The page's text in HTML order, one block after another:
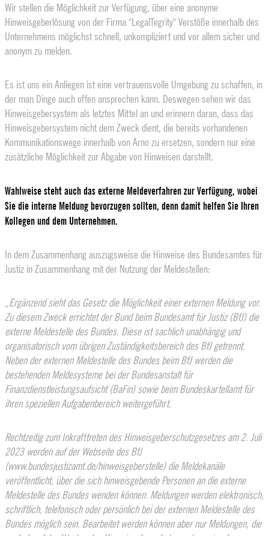
Wir stellen die Möglichkeit zur Verfügung, über eine anonyme
Hinweisgeberlösung von der Firma "LegalTegrity" Verstöße innerhalb des
Unternehmens möglichst schnell, unkompliziert und vor allem sicher und
anonym zu melden.
Es ist uns ein Anliegen ist eine vertrauensvolle Umgebung zu schaffen, in
der man Dinge auch offen ansprechen kann. Deswegen sehen wir das
Hinweisgebersystem als letztes Mittel an und erinnern daran, dass das
Hinweisgebersystem nicht dem Zweck dient, die bereits vorhandenen
Kommunikationswege innerhalb von Arno zu ersetzen, sondern nur eine
zusätzliche Möglichkeit zur Abgabe von Hinweisen darstellt.
Wahlweise steht auch das externe Meldeverfahren zur Verfügung, wobei
Sie die interne Meldung bevorzugen sollten, denn damit helfen Sie Ihren
Kollegen und dem Unternehmen.
In dem Zusammenhang auszugsweise die Hinweise des Bundesamtes für
Justiz in Zusammenhang mit der Nutzung der Meldestellen:
„Ergänzend sieht das Gesetz die Möglichkeit einer externen Meldung vor.
Zu diesem Zweck errichtet der Bund beim Bundesamt für Justiz (BfJ) die
externe Meldestelle des Bundes. Diese ist sachlich unabhängig und
organisatorisch vom übrigen Zuständigkeitsbereich des BfJ getrennt.
Neben der externen Meldestelle des Bundes beim BfJ werden die
bestehenden Meldesysteme bei der Bundesanstalt für
Finanzdienstleistungsaufsicht (BaFin) sowie beim Bundeskartellamt für
ihren speziellen Aufgabenbereich weitergeführt.
Rechtzeitig zum Inkrafttreten des Hinweisgeberschutzgesetzes am 2. Juli
2023 werden auf der Webseite des BfJ
(www.bundesjustizamt.de/hinweisgeberstelle) die Meldekanäle
veröffentlicht, über die sich hinweisgebende Personen an die externe
Meldestelle des Bundes wenden können. Meldungen werden elektronisch,
schriftlich, telefonisch oder persönlich bei der externen Meldestelle des
Bundes möglich sein. Bearbeitet werden können aber nur Meldungen, die